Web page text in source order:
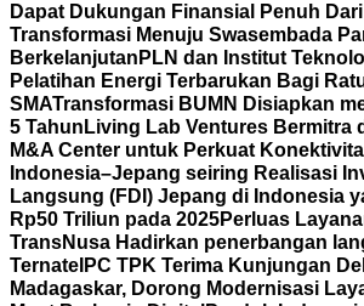
Dapat Dukungan Finansial Penuh
Transformasi Menuju Swasembada
Berkelanjutan PLN dan Institut
Pelatihan Energi Terbarukan Bagi
SMATransformasi BUMN Disiapkan
5 Tahun Living Lab Ventures Bermitra
M&A Center untuk Perkuat
Indonesia–Jepang seiring Realisasi
Langsung (FDI) Jepang di Indonesia
Rp50 Triliun pada 2025Perluas
TransNusa Hadirkan penerbangan
Ternate IPC TPK Terima Kunjungan
Madagaskar, Dorong Modernisasi